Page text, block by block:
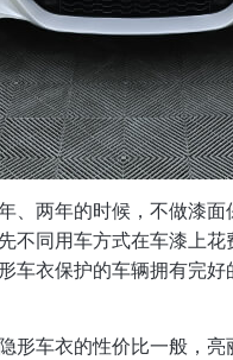
、两年的时候，不做漆
不同用车方式在车漆上
车衣保护的车辆拥有完
形车衣的性价比一般，